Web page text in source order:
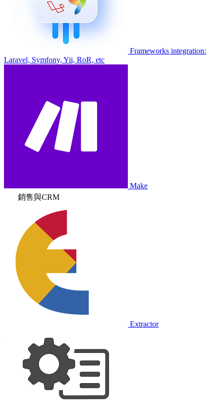
Frameworks integration:
Laravel, Symfony, Yii, RoR, etc
Make
銷售與CRM
Extractor